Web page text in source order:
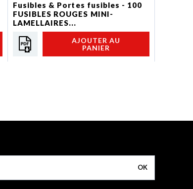
Fusibles & Portes fusibles - 100
FUSIBLES ROUGES MINI-
LAMELLAIRES...
AJOUTER AU
PANIER
OK